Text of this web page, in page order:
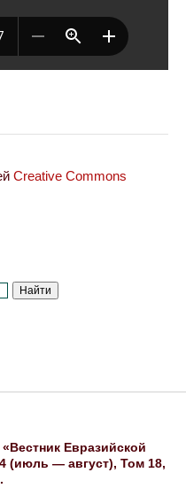
Creative Commons
Евразийской
(июль — август), Том 18,